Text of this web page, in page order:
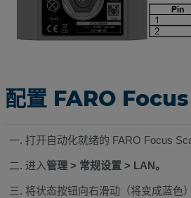
配置 FARO
打开自动化就绪的 FARO Focus
进入管理 > 常规设置 > LAN。
将状态按钮向右滑动（将变成蓝色）